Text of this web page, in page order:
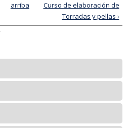
arriba
Curso de elaboración de
Torradas y pellas ›